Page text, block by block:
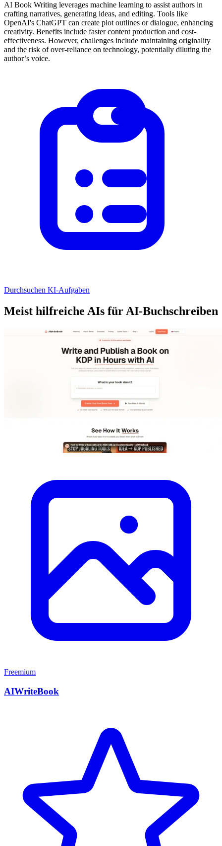
AI Book Writing leverages machine learning to assist authors in
crafting narratives, generating ideas, and editing. Tools like
OpenAI's ChatGPT can create plot outlines or dialogue, enhancing
creativity. Benefits include faster content production and cost-
effectiveness. However, challenges include maintaining originality
and the risk of over-reliance on technology, potentially diluting the
author’s voice.
Durchsuchen KI-Aufgaben
Meist hilfreiche AIs für AI-Buchschreiben
Freemium
AIWriteBook